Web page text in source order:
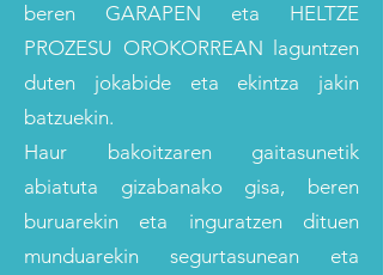
beren GARAPEN eta HELTZE
PROZESU OROKORREAN laguntzen
duten jokabide eta ekintza jakin
batzuekin.
Haur bakoitzaren gaitasunetik
abiatuta gizabanako gisa, beren
buruarekin eta inguratzen dituen
munduarekin segurtasunean eta